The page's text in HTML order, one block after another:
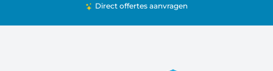
Direct offertes aanvragen